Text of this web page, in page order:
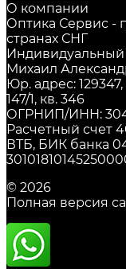
О компании
Оптика Сервис -
странах СНГ
Михаил
Юр. адрес:
147/1, кв. 346
ОГРНИП/ИНН:
Расчетный счет
ВТБ, БИК банка
© 2026
Полная версия